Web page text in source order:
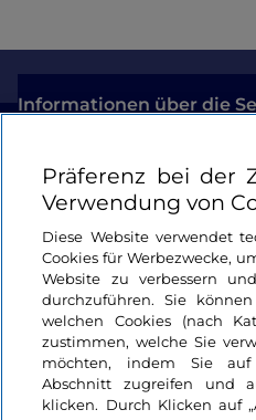
Informationen über die
Nützliche Links
Login
Bleiben wir in Kontakt
Präferenz bei der
Verwendung von
Diese Website verwendet
Cookies für Werbezwecke,
Website zu verbessern
durchzuführen. Sie
welchen Cookies (nach
zustimmen, welche Sie
möchten, indem Sie auf
Abschnitt zugreifen und
klicken. Durch Klicken auf